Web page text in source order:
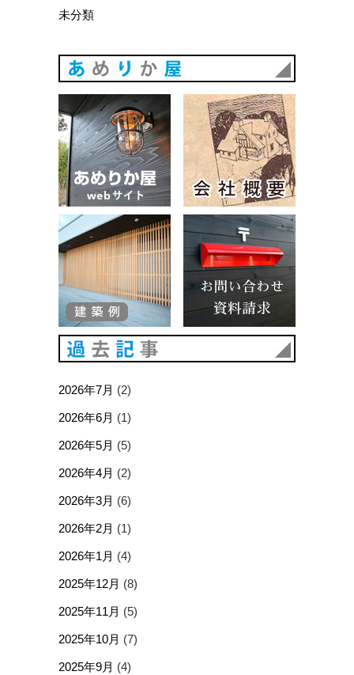
未分類
あめりか屋WEBサイト
2026年7月 (2)
2026年6月 (1)
2026年5月 (5)
2026年4月 (2)
2026年3月 (6)
2026年2月 (1)
2026年1月 (4)
2025年12月 (8)
2025年11月 (5)
2025年10月 (7)
2025年9月 (4)